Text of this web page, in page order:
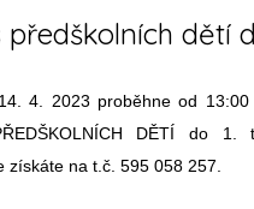
předškolních dětí
4. 2023 proběhne od
DĚTÍ do 1.
získáte na t.č. 595 058 257.